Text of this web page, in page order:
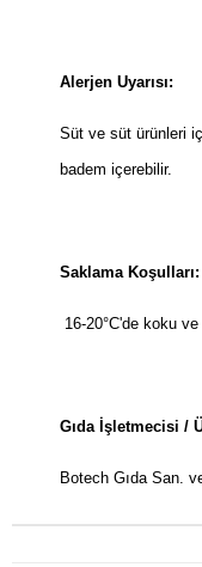
Alerjen Uyarısı:
Süt ve süt ürünleri
badem içerebilir.
Saklama Koşulları:
16-20°C'de koku
Gıda İşletmecisi /
Botech Gıda San.